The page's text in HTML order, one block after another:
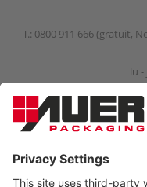
T.: 0800 911 666(gratuit,
lu -